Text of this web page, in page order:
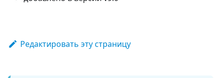
Редактировать эту страницу